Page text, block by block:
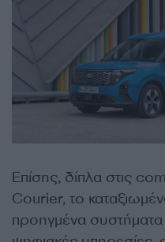
Επίσης, δίπλα στις
Courier, το
προηγμένα